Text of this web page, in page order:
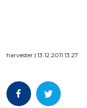
harvester | 13.12.2011 13:27